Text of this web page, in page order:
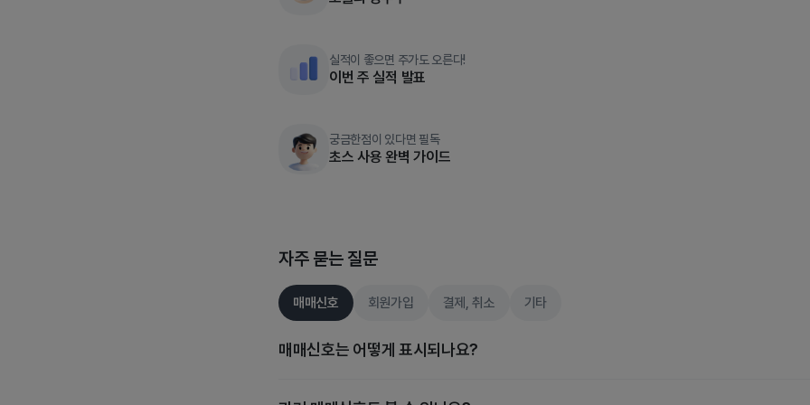
실적이 좋으면 주가도 오른다!
이번 주 실적 발표
궁금한점이 있다면 필독
초스 사용 완벽 가이드
자주 묻는 질문
매매신호 회원가입 결제, 취소 기타
매매신호는 어떻게 표시되나요?